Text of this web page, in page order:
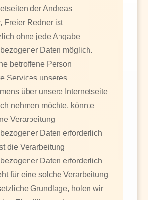
der Andreas
Freier Redner ist
ohne jede Angabe
Daten möglich.
betroffene Person
Services unseres
über unsere Internetseite
nehmen möchte, könnte
Verarbeitung
Daten erforderlich
die Verarbeitung
Daten erforderlich
für eine solche Verarbeitung
Grundlage, holen wir